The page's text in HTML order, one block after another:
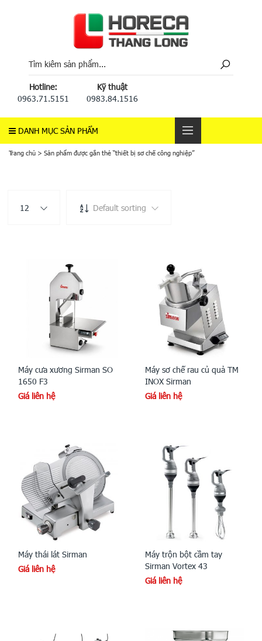
Hotline:
0963.71.5151
Kỹ thuật
0983.84.1516
DANH MỤC SẢN PHẨM
Trang chủ > Sản phẩm được gắn thẻ “thiết bị sơ chế công nghiệp”
12 Default sorting
Máy cưa xương Sirman SO
1650 F3
Giá liên hệ
Máy sơ chế rau củ quả TM
INOX Sirman
Giá liên hệ
Máy thái lát Sirman
Giá liên hệ
Máy trộn bột cầm tay
Sirman Vortex 43
Giá liên hệ